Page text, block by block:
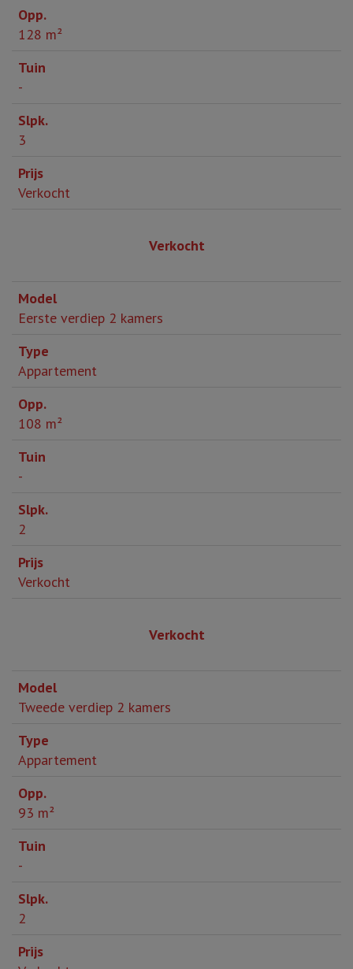
128 m²
-
3
Verkocht
Verkocht
Eerste verdiep 2 kamers
Appartement
108 m²
-
2
Verkocht
Verkocht
Tweede verdiep 2 kamers
Appartement
93 m²
-
2